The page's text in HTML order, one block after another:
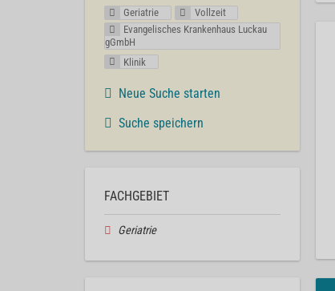
Geriatrie
Vollzeit
Evangelisches Krankenhaus Luckau
gGmbH
Klinik
Neue Suche starten
Suche speichern
FACHGEBIET
Geriatrie